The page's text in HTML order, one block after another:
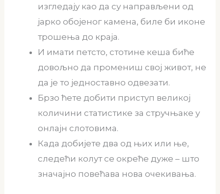
изгледају као да су направљени од
јарко обојеног камена, биле би иконе
трошења до краја.
И имати петсто, стотине кеша биће
довољно да промениш свој живот, не
да је то једноставно одвезати.
Брзо ћете добити приступ великој
количини статистике за стручњаке у
онлајн слотовима.
Када добијете два од њих или ње,
следећи колут се окреће дуже – што
значајно повећава нова очекивања.